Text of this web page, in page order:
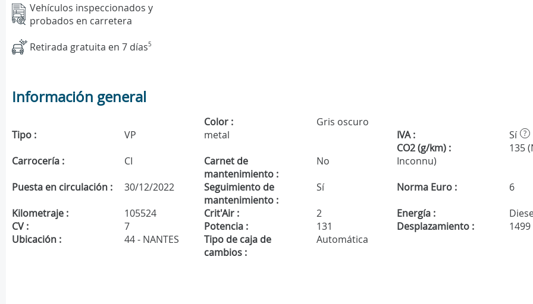
Vehículos inspeccionados y
probados en carretera
Retirada gratuita en 7 días5
Información general
Tipo : VP
Color :
Gris oscuro
metal
IVA : Sí ?
Carrocería : CI
Carnet de
mantenimiento :
No
CO2 (g/km) :
135
Inconnu)
Puesta en circulación :
30/12/2022
Seguimiento de
mantenimiento :
Sí Norma Euro :
6
Kilometraje :
105524 Crit'Air : 2 Energía :
CV :
7 Potencia : 131 Desplazamiento :
1499
Ubicación :
44 - NANTES
Tipo de caja de
cambios :
Automática